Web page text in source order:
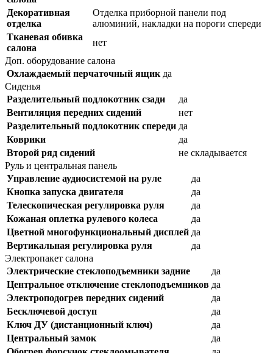
Декоративная
отделка
Отделка приборной панели под
алюминий, накладки на пороги спереди
Тканевая обивка
салона
нет
Доп. оборудование салона
Охлаждаемый перчаточный ящик да
Сиденья
Разделительный подлокотник сзади
да
Вентиляция передних сидений
нет
Разделительный подлокотник спереди да
Коврики
да
Второй ряд сидений
не складывается
Руль и центральная панель
Управление аудиосистемой на руле
да
Кнопка запуска двигателя
да
Телескопическая регулировка руля
да
Кожаная оплетка рулевого колеса
да
Цветной многофункциональный дисплей да
Вертикальная регулировка руля
да
Электропакет салона
Электрические стеклоподъемники задние
да
Центральное отключение стеклоподъемников да
Электроподогрев передних сидений
да
Бесключевой доступ
да
Ключ ДУ (дистанционный ключ)
да
Центральный замок
да